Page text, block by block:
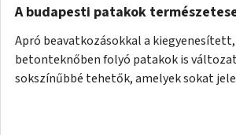
A budapesti patakok
Apró beavatkozásokkal a
betonteknőben folyó patakok is
sokszínűbbé tehetők, amelyek sokat